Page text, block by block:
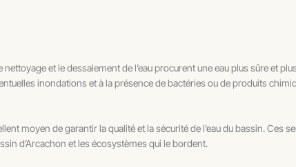
et le dessalement de l’eau procurent une eau plus sûre et
inondations et à la présence de bactéries ou de produits
moyen de garantir la qualité et la sécurité de l’eau du bassin. Ces
d’Arcachon et les écosystèmes qui le bordent.